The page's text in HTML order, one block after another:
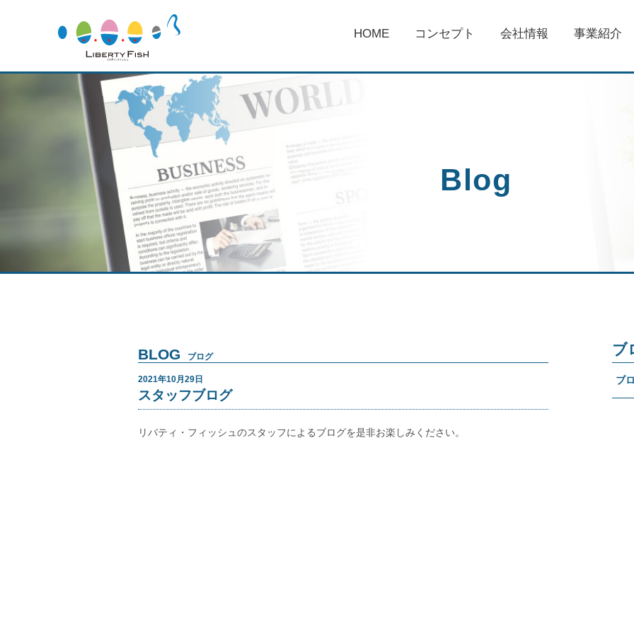
HOME コンセプト 会社情報 事業紹介
Blog
BLOG ブログ
スタッフブログ
2021年10月29日
リバティ・フィッシュのスタッフによるブログを是非お楽しみください。
ブ
ブ